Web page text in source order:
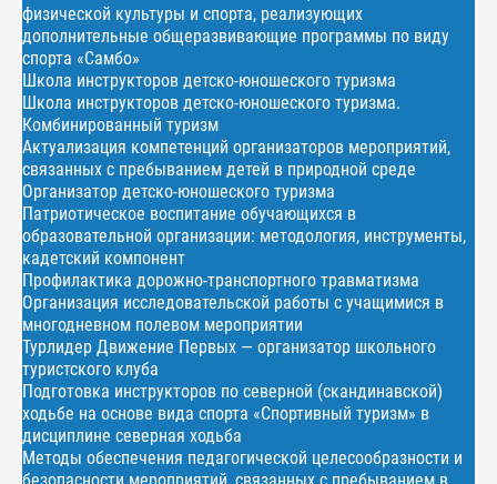
физической культуры и спорта, реализующих
дополнительные общеразвивающие программы по виду
спорта «Самбо»
Школа инструкторов детско-юношеского туризма
Школа инструкторов детско-юношеского туризма.
Комбинированный туризм
Актуализация компетенций организаторов мероприятий,
связанных с пребыванием детей в природной среде
Организатор детско-юношеского туризма
Патриотическое воспитание обучающихся в
образовательной организации: методология, инструменты,
кадетский компонент
Профилактика дорожно-транспортного травматизма
Организация исследовательской работы с учащимися в
многодневном полевом мероприятии
Турлидер Движение Первых — организатор школьного
туристского клуба
Подготовка инструкторов по северной (скандинавской)
ходьбе на основе вида спорта «Спортивный туризм» в
дисциплине северная ходьба
Методы обеспечения педагогической целесообразности и